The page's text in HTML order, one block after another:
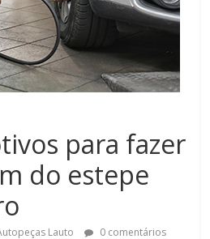
para fazer
do estepe
Lauto 0 comentários